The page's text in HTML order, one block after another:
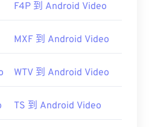
小組 (MPEG)
F4P 到 Android Video
MXF 到 Android Video
WTV 到 Android Video
TS 到 Android Video